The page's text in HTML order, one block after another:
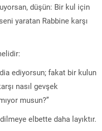
düşün: Bir kul için
yaratan Rabbine karşı
ediyorsun; fakat bir kulun
nasıl gevşek
musun?”
elbette daha layıktır.